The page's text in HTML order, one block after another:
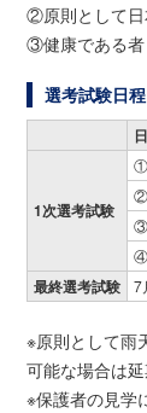
②原則として
③健康である者
選考試験日程
1次選考試験
最終選考試験 7
※原則として雨
可能な場合は延
※保護者の見学